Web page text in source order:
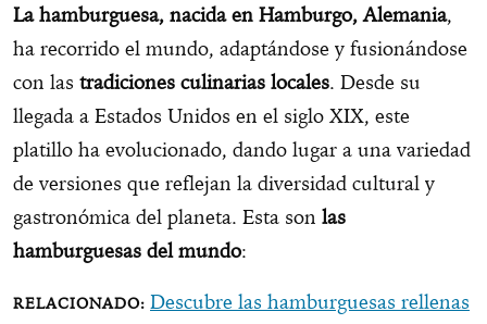
La hamburguesa, nacida en Hamburgo, Alemania,
ha recorrido el mundo, adaptándose y fusionándose
con las tradiciones culinarias locales. Desde su
llegada a Estados Unidos en el siglo XIX, este
platillo ha evolucionado, dando lugar a una variedad
de versiones que reflejan la diversidad cultural y
gastronómica del planeta. Esta son las
hamburguesas del mundo:
Descubre las hamburguesas rellenas